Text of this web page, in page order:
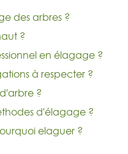
des arbres ?
?
en élagage ?
à respecter ?
?
d'élagage ?
elaguer ?